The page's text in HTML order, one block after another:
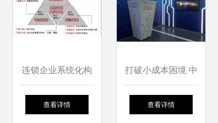
连锁企业系统化构
建 标准化设计、人
查看详情
打破小成本困境 中
小企业应用互联网
查看详情